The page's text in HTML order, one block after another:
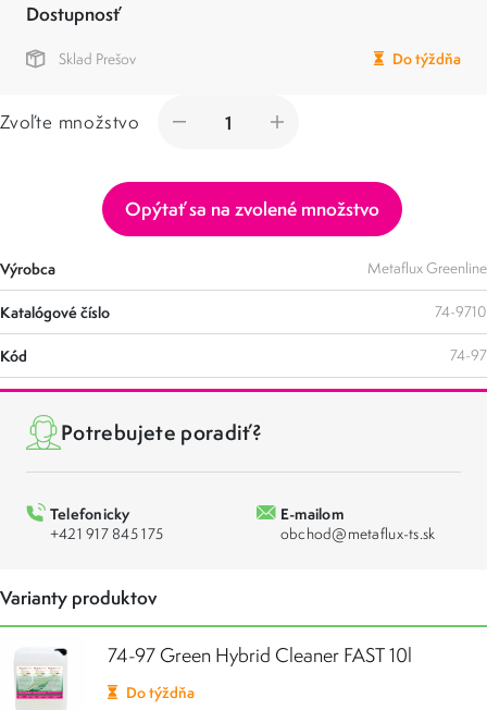
Dostupnosť
Sklad Prešov Do týždňa
Zvoľte množstvo
Opýtať sa na zvolené množstvo
Výrobca Metaflux Greenline
Katalógové číslo 74-9710
Kód 74-97
Potrebujete poradiť?
Telefonicky
+421 917 845 175
E-mailom
obchod@metaflux-ts.sk
Varianty produktov
74-97 Green Hybrid Cleaner FAST 10l
Do týždňa